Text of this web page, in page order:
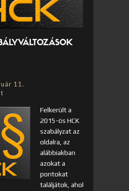
11.
Felkerült a
2015-ös HCK
szabályzat az
oldalra, az
alábbiakban
azokat a
pontokat
találjátok, ahol